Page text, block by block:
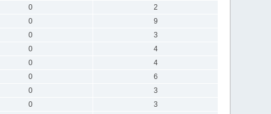
0
2
0
9
0
3
0
4
0
4
0
6
0
3
0
3